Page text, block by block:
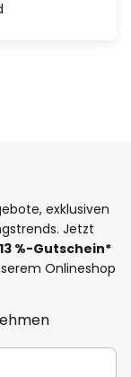
exklusiven
Jetzt
13 %-Gutschein*
Onlineshop